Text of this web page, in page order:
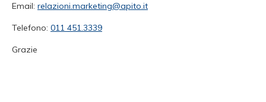
Email: relazioni.marketing@apito.it
Telefono: 011 451.3339
Grazie